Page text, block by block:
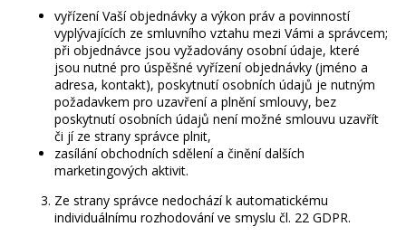
vyřízení Vaší objednávky a výkon práv a povinností
vyplývajících ze smluvního vztahu mezi Vámi a správcem;
při objednávce jsou vyžadovány osobní údaje, které
jsou nutné pro úspěšné vyřízení objednávky (jméno a
adresa, kontakt), poskytnutí osobních údajů je nutným
požadavkem pro uzavření a plnění smlouvy, bez
poskytnutí osobních údajů není možné smlouvu uzavřít
či jí ze strany správce plnit,
zasílání obchodních sdělení a činění dalších
marketingových aktivit.
Ze strany správce nedochází k automatickému
individuálnímu rozhodování ve smyslu čl. 22 GDPR.
290